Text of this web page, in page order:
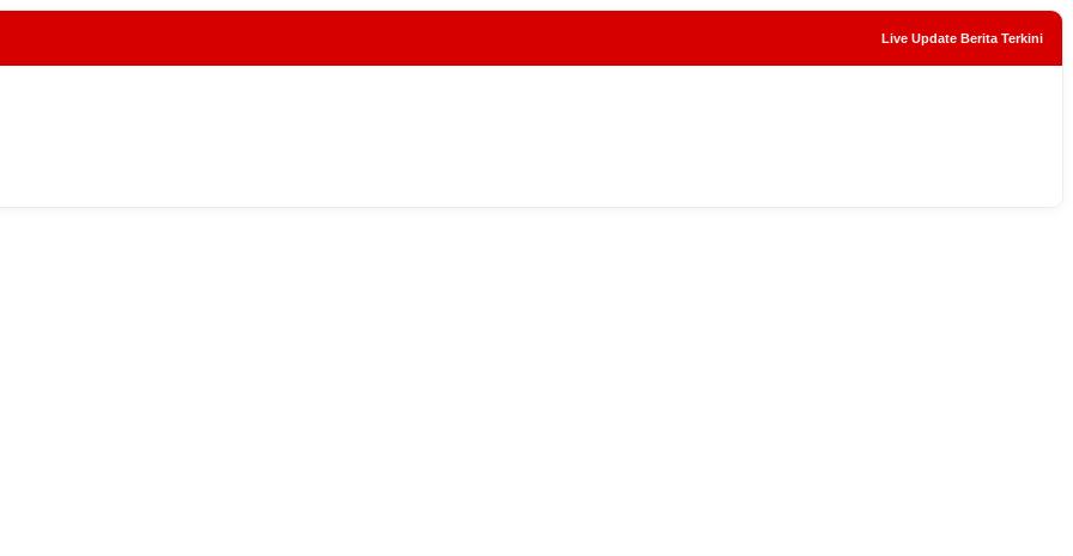
Live Update Berita Terkini